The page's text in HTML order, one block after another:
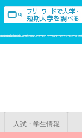
入試・学生情報